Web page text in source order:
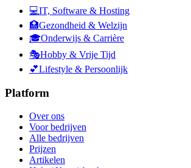
💻IT, Software & Hosting
🏥Gezondheid & Welzijn
🎓Onderwijs & Carrière
🎭Hobby & Vrije Tijd
💕Lifestyle & Persoonlijk
Platform
Over ons
Voor bedrijven
Alle bedrijven
Prijzen
Artikelen